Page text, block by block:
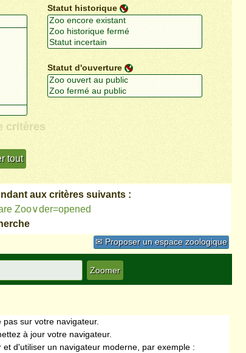
Statut historique
Statut d'ouverture
critères
aux critères suivants :
Zoo∨der=opened
✉ Proposer un espace zoologique
sur votre navigateur.
à jour votre navigateur.
d'utiliser un navigateur moderne, par exemple :